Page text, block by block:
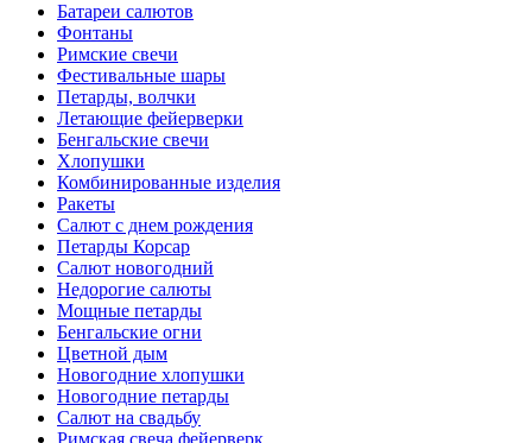
Батареи салютов
Фонтаны
Римские свечи
Фестивальные шары
Петарды, волчки
Летающие фейерверки
Бенгальские свечи
Хлопушки
Комбинированные изделия
Ракеты
Салют с днем рождения
Петарды Корсар
Салют новогодний
Недорогие салюты
Мощные петарды
Бенгальские огни
Цветной дым
Новогодние хлопушки
Новогодние петарды
Салют на свадьбу
Римская свеча фейерверк